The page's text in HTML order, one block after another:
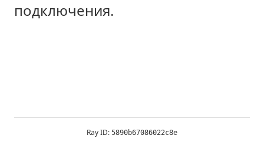
подключения.
Ray ID: 5890b67086022c8e